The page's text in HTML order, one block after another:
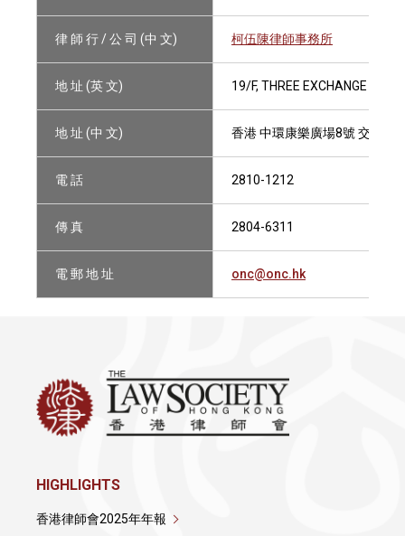
律 師 行 / 公 司 (中 文) 柯伍陳律師事務所
地 址 (英 文) 19/F, THREE EXCHANGE
地 址 (中 文) 香港 中環康樂廣場8號 交易廣
電 話 2810-1212
傳 真 2804-6311
電 郵 地 址 onc@onc.hk
HIGHLIGHTS
香港律師會2025年年報